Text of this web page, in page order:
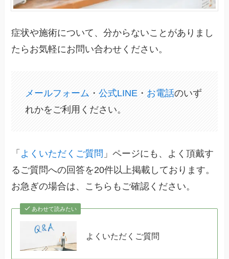
症状や施術について、分からないことがありまし
たらお気軽にお問い合わせください。
メールフォーム ・公式LINE ・ お電話のいず
れかをご利用ください。
「 よくいただくご質問 」ページにも、よく頂戴す
るご質問への回答を20件以上掲載しております。
お急ぎの場合は、こちらもご確認ください。
あわせて読みたい
よくいただくご質問